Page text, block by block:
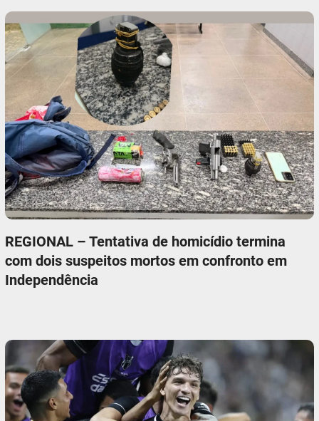
REGIONAL – Tentativa de homicídio termina
com dois suspeitos mortos em confronto em
Independência